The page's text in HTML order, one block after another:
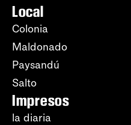
Local
Colonia
Maldonado
Paysandú
Salto
Impresos
la diaria